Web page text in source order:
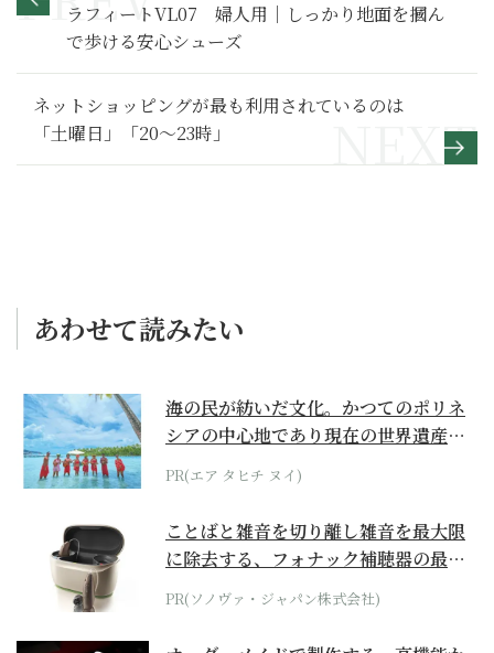
ラフィートVL07 婦人用｜しっかり地面を摑ん
で歩ける安心シューズ
ネットショッピングが最も利用されているのは
「土曜日」「20～23時」
あわせて読みたい
海の民が紡いだ文化。かつてのポリネ
シアの中心地であり現在の世界遺産か
らみえてくる...
PR(エア タヒチ ヌイ)
ことばと雑音を切り離し雑音を最大限
に除去する、フォナック補聴器の最上
位モデル
PR(ソノヴァ・ジャパン株式会社)